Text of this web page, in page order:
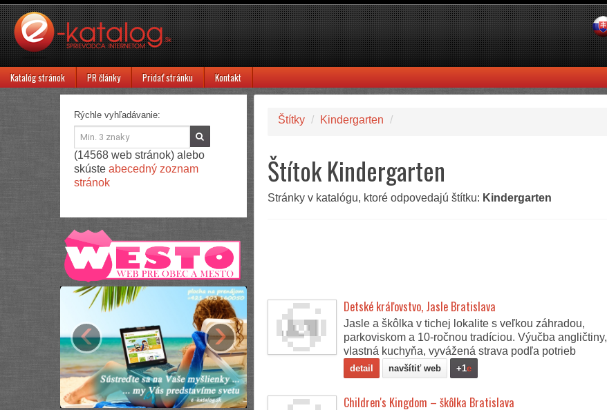
Katalóg stránok PR články Pridať stránku Kontakt
Rýchle vyhľadávanie:
(14568 web stránok) alebo
skúste abecedný zoznam
stránok
‹ ›
Štítky / Kindergarten /
Štítok Kindergarten
Stránky v katalógu, ktoré odpovedajú štítku: Kindergarten
Detské kráľovstvo, Jasle Bratislava
Jasle a škôlka v tichej lokalite s veľkou záhradou,
parkoviskom a 10-ročnou tradíciou. Výučba angličtiny,
vlastná kuchyňa, vyvážená strava podľa potrieb
detail navšítiť web +1e
Children's Kingdom – škôlka Bratislava